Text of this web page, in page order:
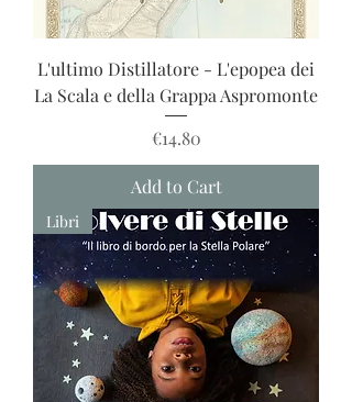
L'ultimo Distillatore - L'epopea dei
La Scala e della Grappa Aspromonte
Price
€14.80
Add to Cart
Libri